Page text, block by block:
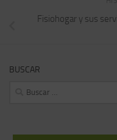
Fisiohogar y sus
BUSCAR
Buscar: